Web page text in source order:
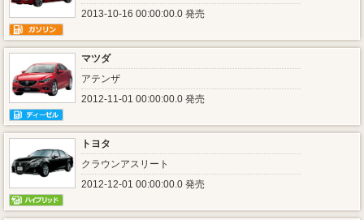
2013-10-16 00:00:00.0 発売
マツダ
アテンザ
2012-11-01 00:00:00.0 発売
トヨタ
クラウンアスリート
2012-12-01 00:00:00.0 発売